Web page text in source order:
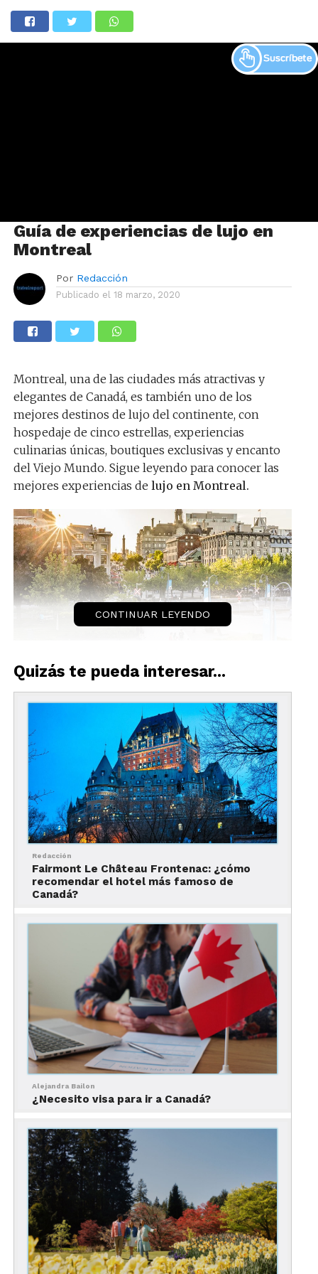
Guía de experiencias de lujo en
Montreal
Por Redacción
Publicado el 18 marzo, 2020
Montreal, una de las ciudades más atractivas y
elegantes de Canadá, es también uno de los
mejores destinos de lujo del continente, con
hospedaje de cinco estrellas, experiencias
culinarias únicas, boutiques exclusivas y encanto
del Viejo Mundo. Sigue leyendo para conocer las
mejores experiencias de lujo en Montreal.
Foto: Eva Blue, Jacques Cartier / Lujo en Montreal
Consulta el siguiente mapa para conocer la
ubicación de los sitios mencionados en esta guía.
lujo en Montreal
Experiencias imprescindibles
CONTINUAR LEYENDO
Quizás te pueda interesar...
Redacción
Fairmont Le Château Frontenac: ¿cómo
recomendar el hotel más famoso de
Canadá?
Alejandra Bailon
¿Necesito visa para ir a Canadá?